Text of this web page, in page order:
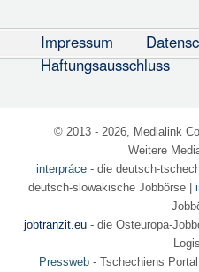
Impressum
Haftungsausschluss
© 2013 - 2026, Medialink
Weitere
interpráce- die deutsch-
deutsch-slowakische Jobbörse |
jobtranzit.eu- die Osteuropa-
Pressweb- Tschechiens